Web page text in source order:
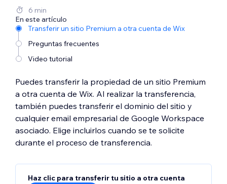
6 min
En este artículo
Transferir un sitio Premium a otra cuenta de Wix
Preguntas frecuentes
Video tutorial
Puedes transferir la propiedad de un sitio Premium
a otra cuenta de Wix. Al realizar la transferencia,
también puedes transferir el dominio del sitio y
cualquier email empresarial de Google Workspace
asociado. Elige incluirlos cuando se te solicite
durante el proceso de transferencia.
Haz clic para transferir tu sitio a otra cuenta